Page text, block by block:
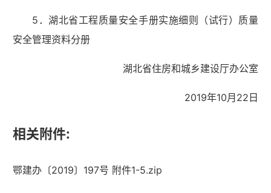
5．湖北省工程质量安全手册实施细则（试行）质量
安全管理资料分册
湖北省住房和城乡建设厅办公室
2019年10月22日
相关附件:
鄂建办〔2019〕197号 附件1-5.zip